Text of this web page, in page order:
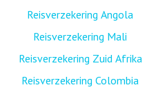
Reisverzekering Angola
Reisverzekering Mali
Reisverzekering Zuid Afrika
Reisverzekering Colombia